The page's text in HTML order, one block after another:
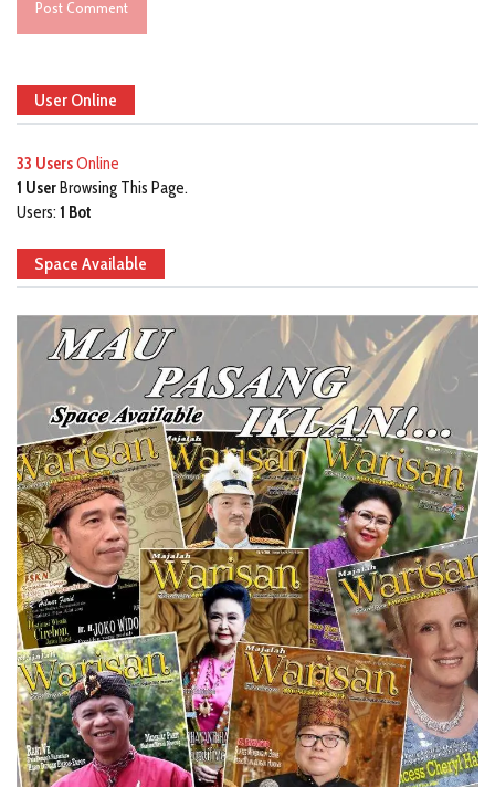
User Online
33 UsersOnline
1 UserBrowsing This Page.
Users: 1 Bot
Space Available